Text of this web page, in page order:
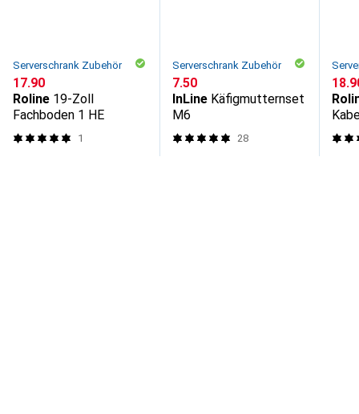
Serverschrank Zubehör
CHF
17.90
Roline 19-Zoll
Fachboden 1 HE
1
Serverschrank Zubehör
CHF
7.50
InLine Käfigmutternset
M6
28
CHF